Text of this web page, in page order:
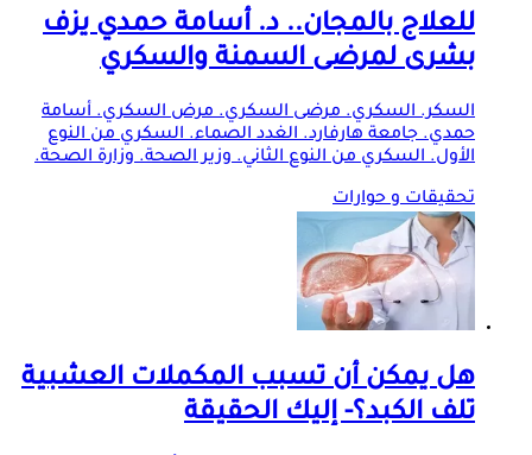
للعلاج بالمجان.. د. أسامة حمدي يزف
بشرى لمرضى السمنة والسكري
السكر. السكري. مرضى السكري. مرض السكري. أسامة
حمدي. جامعة هارفارد. الغدد الصماء. السكري من النوع
الأول. السكري من النوع الثاني. وزير الصحة. وزارة الصحة.
تحقيقات و حوارات
هل يمكن أن تسبب المكملات العشبية
تلف الكبد؟- إليك الحقيقة